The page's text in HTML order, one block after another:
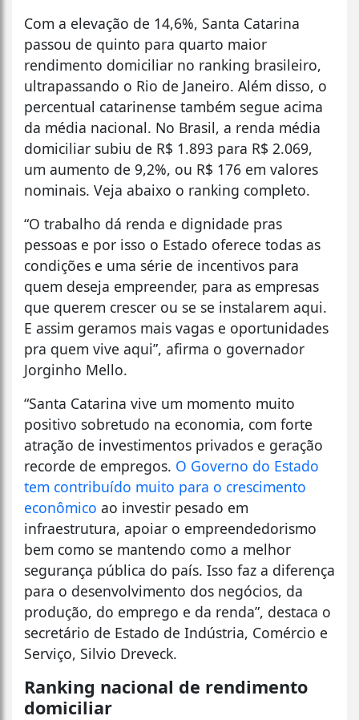
Com a elevação de 14,6%, Santa Catarina
passou de quinto para quarto maior
rendimento domiciliar no ranking brasileiro,
ultrapassando o Rio de Janeiro. Além disso, o
percentual catarinense também segue acima
da média nacional. No Brasil, a renda média
domiciliar subiu de R$ 1.893 para R$ 2.069,
um aumento de 9,2%, ou R$ 176 em valores
nominais. Veja abaixo o ranking completo.
“O trabalho dá renda e dignidade pras
pessoas e por isso o Estado oferece todas as
condições e uma série de incentivos para
quem deseja empreender, para as empresas
que querem crescer ou se se instalarem aqui.
E assim geramos mais vagas e oportunidades
pra quem vive aqui”, afirma o governador
Jorginho Mello.
“Santa Catarina vive um momento muito
positivo sobretudo na economia, com forte
atração de investimentos privados e geração
recorde de empregos. O Governo do Estado
tem contribuído muito para o crescimento
econômico ao investir pesado em
infraestrutura, apoiar o empreendedorismo
bem como se mantendo como a melhor
segurança pública do país. Isso faz a diferença
para o desenvolvimento dos negócios, da
produção, do emprego e da renda”, destaca o
secretário de Estado de Indústria, Comércio e
Serviço, Silvio Dreveck.
Ranking nacional de rendimento
domiciliar